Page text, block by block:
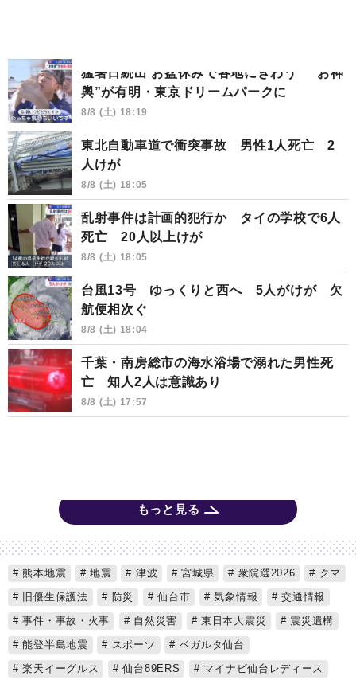
猛暑日続出 お盆休みで各地にぎわう “お神
輿”が有明・東京ドリームパークに
8/8 (土) 18:19
東北自動車道で衝突事故 男性1人死亡 2
人けが
8/8 (土) 18:05
乱射事件は計画的犯行か タイの学校で6人
死亡 20人以上けが
8/8 (土) 18:05
台風13号 ゆっくりと西へ 5人がけが 欠
航便相次ぐ
8/8 (土) 18:04
千葉・南房総市の海水浴場で溺れた男性死
亡 知人2人は意識あり
8/8 (土) 17:57
もっと見る
熊本地震 地震 津波 宮城県 衆院選2026
クマ
旧優生保護法
防災 仙台市 気象情報
交通情報
事件・事故・火事
自然災害 東日本大震災
震災遺構
能登半島地震
スポーツ
ベガルタ仙台
楽天イーグルス
仙台89ERS
マイナビ仙台レディース